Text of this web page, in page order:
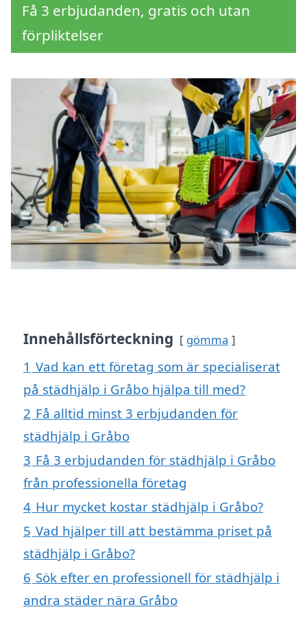
Få 3 erbjudanden, gratis och utan
förpliktelser
Innehållsförteckning gömma
1 Vad kan ett företag som är specialiserat
på städhjälp i Gråbo hjälpa till med?
2 Få alltid minst 3 erbjudanden för
städhjälp i Gråbo
3 Få 3 erbjudanden för städhjälp i Gråbo
från professionella företag
4 Hur mycket kostar städhjälp i Gråbo?
5 Vad hjälper till att bestämma priset på
städhjälp i Gråbo?
6 Sök efter en professionell för städhjälp i
andra städer nära Gråbo